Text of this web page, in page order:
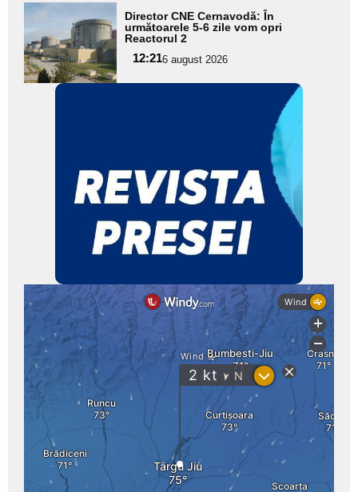
Adaugă
aici textul
pentru
subtitlu
Director CNE Cernavodă: În
următoarele 5-6 zile vom opri
Reactorul 2
12:216 august 2026